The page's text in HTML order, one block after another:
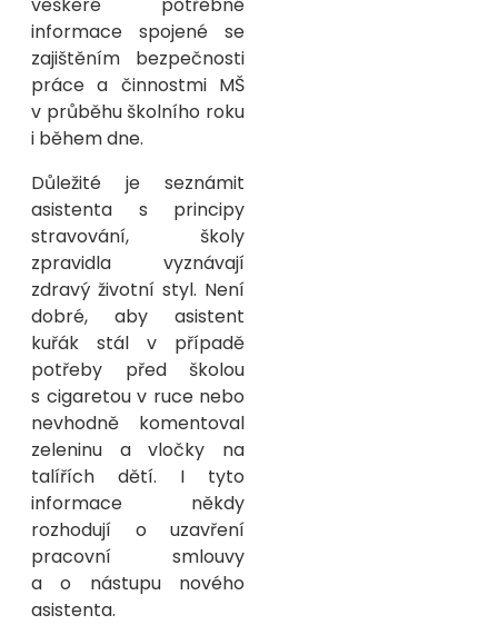
informace spojené se
zajištěním bezpečnosti
práce a činnostmi MŠ
v průběhu školního roku
i během dne.
Důležité je seznámit
asistenta s principy
stravování, školy
zpravidla vyznávají
zdravý životní styl. Není
dobré, aby asistent
kuřák stál v případě
potřeby před školou
s cigaretou v ruce nebo
nevhodně komentoval
zeleninu a vločky na
talířích dětí. I tyto
informace někdy
rozhodují o uzavření
pracovní smlouvy
a o nástupu nového
asistenta.